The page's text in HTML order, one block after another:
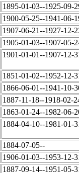
1895-01-03--1925-09-
1900-05-25--1941-06-
1907-06-21--1927-12-
1905-01-03--1907-05-
1901-01-01--1907-12-
1851-01-02--1952-12-
1866-06-01--1941-10-
1887-11-18--1918-02-
1863-01-24--1982-06-
1884-04-10--1981-01-
1884-07-05--
1906-01-03--1953-12-
1887-09-14--1951-05-